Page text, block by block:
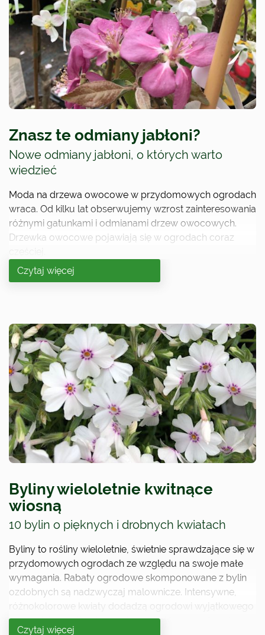
Znasz te odmiany jabłoni?
Nowe odmiany jabłoni, o których warto
wiedzieć
Moda na drzewa owocowe w przydomowych ogrodach
wraca. Od kilku lat obserwujemy wzrost zainteresowania
różnymi gatunkami i odmianami drzew owocowych.
Drzewka owocowe pojawiają się w ogrodach coraz
Czytaj więcej
Byliny wieloletnie kwitnące
wiosną
10 bylin o pięknych i drobnych kwiatach
Byliny to rośliny wieloletnie, świetnie sprawdzające się w
przydomowych ogrodach ze względu na swoje małe
wymagania. Rabaty ogrodowe skomponowane z bylin
ozdobnych są nadzwyczaj malownicze. Intensywne,
różnokolorowe kwiaty dodadzą ogrodowi wyjątkowego
uroku i klimatu. Warto pamiętać, że kluczem do sukcesu
Czytaj więcej